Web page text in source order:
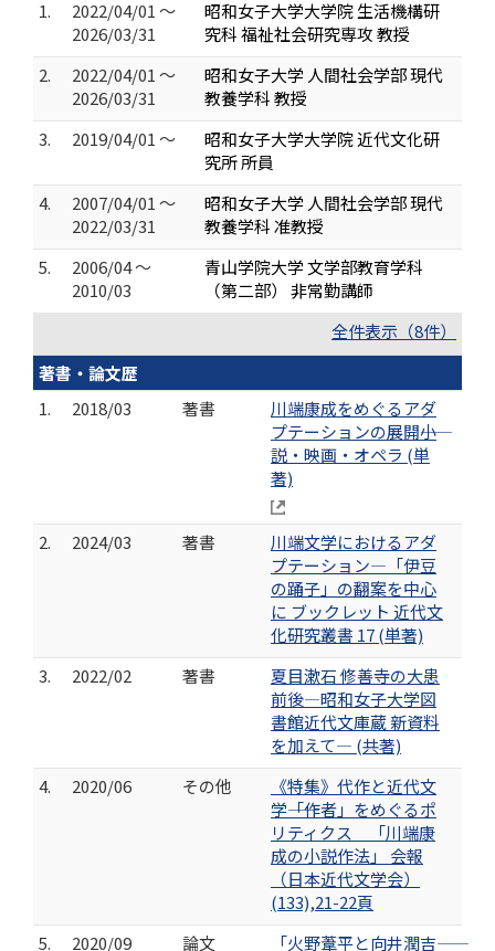
1.
2022/04/01 ～
2026/03/31
昭和女子大学大学院 生活機構研
究科 福祉社会研究専攻 教授
2.
2022/04/01 ～
2026/03/31
昭和女子大学 人間社会学部 現代
教養学科 教授
3.
2019/04/01 ～
昭和女子大学大学院 近代文化研
究所 所員
4.
2007/04/01 ～
2022/03/31
昭和女子大学 人間社会学部 現代
教養学科 准教授
5.
2006/04 ～
2010/03
青山学院大学 文学部教育学科
（第二部） 非常勤講師
全件表示（8件）
著書・論文歴
1.
2018/03 著書
川端康成をめぐるアダ
プテーションの展開――小
説・映画・オペラ (単
著)
2. 2024/03 著書
川端文学におけるアダ
プテーション―「伊豆
の踊子」の翻案を中心
に ブックレット 近代文
化研究叢書 17 (単著)
3.
2022/02 著書
夏目漱石 修善寺の大患
前後―昭和女子大学図
書館近代文庫蔵 新資料
を加えて― (共著)
4.
2020/06 その他
《特集》代作と近代文
学――「作者」をめぐるポ
リティクス 「川端康
成の小説作法」 会報
（日本近代文学会）
(133),21-22頁
5.
2020/09 論文 「火野葦平と向井潤吉――